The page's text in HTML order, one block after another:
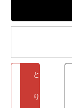
と
り